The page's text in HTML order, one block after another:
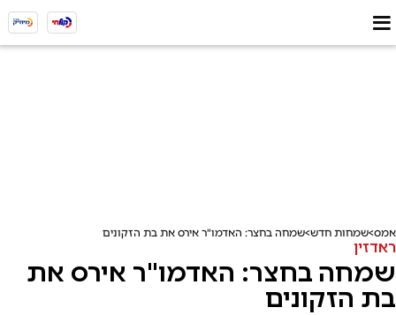
אמס שמחות חדש שמחה בחצר: האדמו"ר אירס את בת הזקונים
ראדזין
שמחה בחצר: האדמו"ר אירס את
בת הזקונים